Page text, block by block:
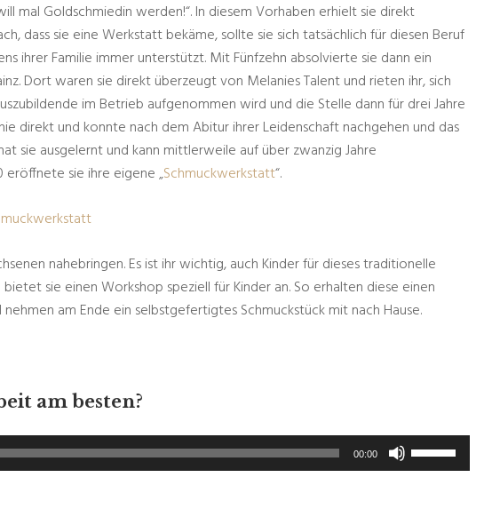
mal Goldschmiedin werden!“. In diesem Vorhaben erhielt sie direkt
dass sie eine Werkstatt bekäme, sollte sie sich tatsächlich für diesen Beruf
ihrer Familie immer unterstützt. Mit Fünfzehn absolvierte sie dann ein
Dort waren sie direkt überzeugt von Melanies Talent und rieten ihr, sich
im Betrieb aufgenommen wird und die Stelle dann für drei Jahre
direkt und konnte nach dem Abitur ihrer Leidenschaft nachgehen und das
sie ausgelernt und kann mittlerweile auf über zwanzig Jahre
eröffnete sie ihre eigene „Schmuckwerkstatt“.
nahebringen. Es ist ihr wichtig, auch Kinder für dieses traditionelle
sie einen Workshop speziell für Kinder an. So erhalten diese einen
am Ende ein selbstgefertigtes Schmuckstück mit nach Hause.
am besten?
00:00
Hoch/Runter